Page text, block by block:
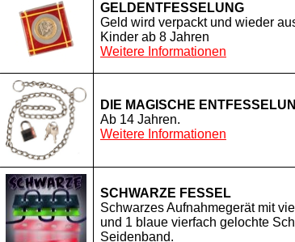
GELDENTFESSELUNG
Geld wird verpackt und wieder
Kinder ab 8 Jahren
Weitere Informationen
DIE MAGISCHE
Ab 14 Jahren.
Weitere Informationen
SCHWARZE FESSEL
Schwarzes Aufnahmegerät mit
und 1 blaue vierfach gelochte
Seidenband.